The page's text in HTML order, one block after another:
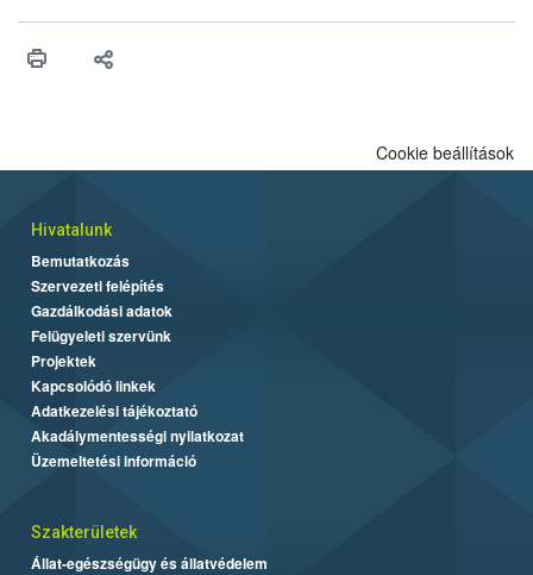
érésű szőlőkben is legyen lehetőség a károsító elleni további
felhasználók számára is elérhető és ökológiai termesztésben is
Cookie beállítások
Hivatalunk
Bemutatkozás
Szervezeti felépítés
Gazdálkodási adatok
Felügyeleti szervünk
Projektek
Kapcsolódó linkek
Adatkezelési tájékoztató
Akadálymentességi nyilatkozat
Üzemeltetési információ
Szakterületek
Állat-egészségügy és állatvédelem